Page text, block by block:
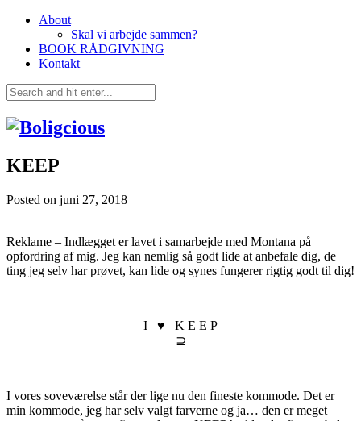
About
Skal vi arbejde sammen?
BOOK RÅDGIVNING
Kontakt
KEEP
Posted on juni 27, 2018
Reklame – Indlægget er lavet i samarbejde med Montana på
opfordring af mig. Jeg kan nemlig så godt lide at anbefale dig, de
ting jeg selv har prøvet, kan lide og synes fungerer rigtig godt til dig!
I ♥ K E E P
⊇
I vores soveværelse står der lige nu den fineste kommode. Det er
min kommode, jeg har selv valgt farverne og ja… den er meget